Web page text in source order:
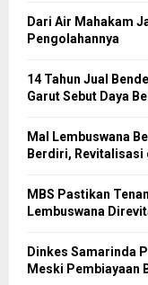
Dari Air Mahakam
Pengolahannya
14 Tahun Jual
Garut Sebut Daya
Mal Lembuswana
Berdiri, Revitalisasi
MBS Pastikan
Lembuswana
Dinkes Samarinda
Meski Pembiayaan